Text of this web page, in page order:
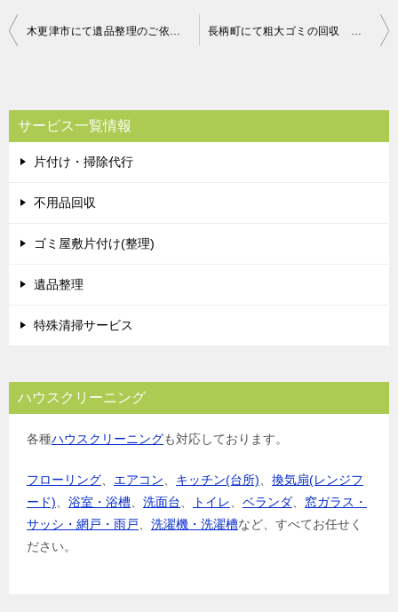
投
ビ
ゲ
ー
シ
木更津市にて遺品整理のご依頼 お客様の声 長柄町にて粗大ゴミの回収 お客様の声
サービス一覧情報
片付け・掃除代行
不用品回収
ゴミ屋敷片付け(整理)
遺品整理
特殊清掃サービス
ハウスクリーニング
各種ハウスクリーニングも対応しております。
フローリング エアコン キッチン(台所)
換気扇(レンジフ
ード)
浴室・浴槽 洗面台 トイレ ベランダ
窓ガラス・
サッシ・網戸・雨戸
洗濯機・洗濯槽など、すべてお任せく
ださい。